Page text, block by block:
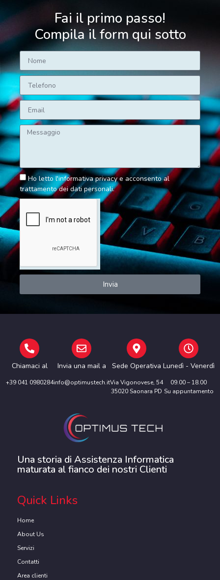
Fai il primo passo!
Compila il form qui sotto
Ho letto l'informativa privacy e acconsento al
trattamento dei dati personali.
Invia
Chiamaci al
+39 041 0980284
Invia una mail a
info@optimustech.it
Sede Operativa
Via Vigonovese, 54
35020 Saonara PD
Lunedì - Venerdì
09.00 – 18.00
Su appuntamento
Una storia di Assistenza Informatica
maturata al fianco dei nostri Clienti
Quick Links
Home
About Us
Servizi
Contatti
Area clienti